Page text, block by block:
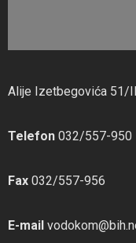
Alije Izetbegovića 51/
Telefon 032/557-950
Fax 032/557-956
E-mail